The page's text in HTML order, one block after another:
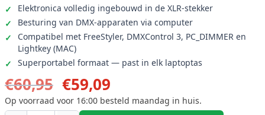
Elektronica volledig ingebouwd in de XLR-stekker
Besturing van DMX-apparaten via computer
Compatibel met FreeStyler, DMXControl 3, PC_DIMMER en
Lightkey (MAC)
Superportabel formaat — past in elk laptoptas
€60,95 Oorspronkelijke
prijs
€59,09
prijs
Op voorraad voor 16:00 besteld maandag in huis.